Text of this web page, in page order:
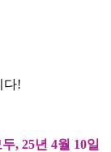
다!
, 25년 4월 10일